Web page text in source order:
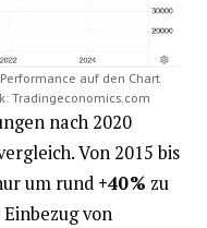
auf den Chart
Tradingeconomics.com
nach 2020
Von 2015 bis
um rund +40 % zu
von